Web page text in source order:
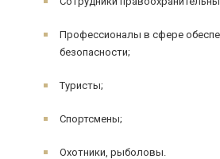
Профессионалы в сфере
безопасности;
Туристы;
Спортсмены;
Охотники, рыболовы.